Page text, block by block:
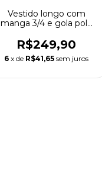
Vestido longo com
manga 3/4 e gola polo
R$249,90
6 x de R$41,65 sem juros